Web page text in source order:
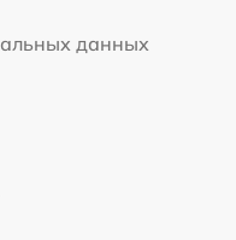
данных